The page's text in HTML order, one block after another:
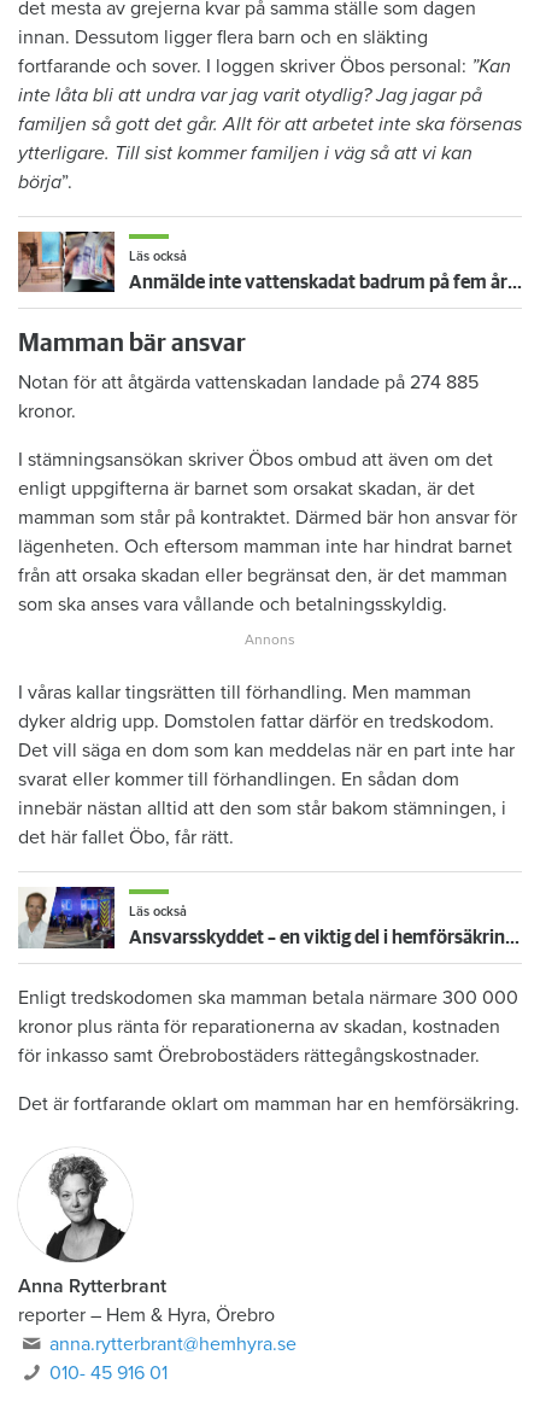
det mesta av grejerna kvar på samma ställe som dagen
innan. Dessutom ligger flera barn och en släkting
fortfarande och sover. I loggen skriver Öbos personal: ”Kan
inte låta bli att undra var jag varit otydlig? Jag jagar på
familjen så gott det går. Allt för att arbetet inte ska försenas
ytterligare. Till sist kommer familjen i väg så att vi kan
börja”.
Läs också
Anmälde inte vattenskadat badrum på fem år – krävs på 125 000 kronor
Mamman bär ansvar
Notan för att åtgärda vattenskadan landade på 274 885
kronor.
I stämningsansökan skriver Öbos ombud att även om det
enligt uppgifterna är barnet som orsakat skadan, är det
mamman som står på kontraktet. Därmed bär hon ansvar för
lägenheten. Och eftersom mamman inte har hindrat barnet
från att orsaka skadan eller begränsat den, är det mamman
som ska anses vara vållande och betalningsskyldig.
I våras kallar tingsrätten till förhandling. Men mamman
dyker aldrig upp. Domstolen fattar därför en tredskodom.
Det vill säga en dom som kan meddelas när en part inte har
svarat eller kommer till förhandlingen. En sådan dom
innebär nästan alltid att den som står bakom stämningen, i
det här fallet Öbo, får rätt.
Läs också
Ansvarsskyddet – en viktig del i hemförsäkringen
Enligt tredskodomen ska mamman betala närmare 300 000
kronor plus ränta för reparationerna av skadan, kostnaden
för inkasso samt Örebrobostäders rättegångskostnader.
Det är fortfarande oklart om mamman har en hemförsäkring.
Anna Rytterbrant
reporter – Hem & Hyra, Örebro
anna.rytterbrant@hemhyra.se
010- 45 916 01